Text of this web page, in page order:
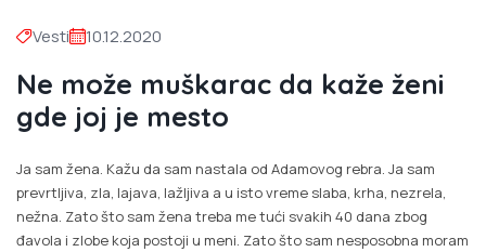
Vesti 10.12.2020
Ne može muškarac da kaže ženi
gde joj je mesto
Ja sam žena. Kažu da sam nastala od Adamovog rebra. Ja sam
prevrtljiva, zla, lajava, lažljiva a u isto vreme slaba, krha, nezrela,
nežna. Zato što sam žena treba me tući svakih 40 dana zbog
đavola i zlobe koja postoji u meni. Zato što sam nesposobna moram